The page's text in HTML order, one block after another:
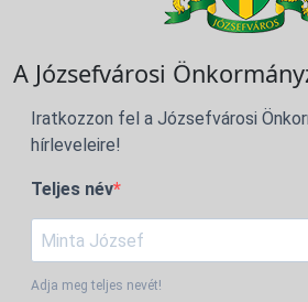
A Józsefvárosi
Iratkozzon fel a Józsefvárosi
hírleveleire!
Teljes név
Adja meg teljes nevét!